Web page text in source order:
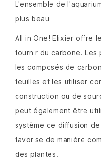
L'ensemble de
plus beau.
All in One! Elixier offre
fournir du carbone. Les
les composés de
feuilles et les utiliser
construction ou de
peut également être
système de diffusion de
favorise de manière
des plantes.